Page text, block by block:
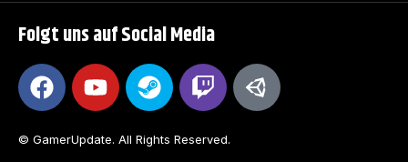
Folgt uns auf Social Media
© GamerUpdate. All Rights Reserved.